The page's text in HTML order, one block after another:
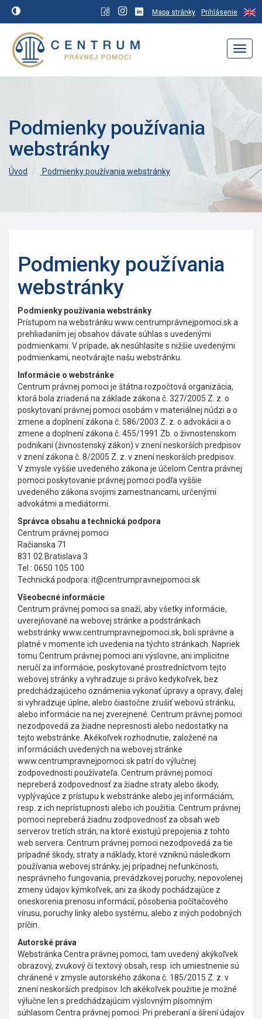
Mapa stránky Prihlásenie
Podmienky používania
webstránky
Úvod Podmienky používania webstránky
Podmienky používania
webstránky
Podmienky používania webstránky
Prístupom na webstránku www.centrumprávnejpomoci.sk a
prehliadaním jej obsahov dávate súhlas s uvedenými
podmienkami. V prípade, ak nesúhlasíte s nižšie uvedenými
podmienkami, neotvárajte našu webstránku.
Informácie o webstránke
Centrum právnej pomoci je štátna rozpočtová organizácia,
ktorá bola zriadená na základe zákona č. 327/2005 Z. z. o
poskytovaní právnej pomoci osobám v materiálnej núdzi a o
zmene a doplnení zákona č. 586/2003 Z. z. o advokácii a o
zmene a doplnení zákona č. 455/1991 Zb. o živnostenskom
podnikaní (živnostenský zákon) v znení neskorších predpisov
v znení zákona č. 8/2005 Z. z. v znení neskorších predpisov.
V zmysle vyššie uvedeného zákona je účelom Centra právnej
pomoci poskytovanie právnej pomoci podľa vyššie
uvedeného zákona svojimi zamestnancami, určenými
advokátmi a mediátormi.
Správca obsahu a technická podpora
Centrum právnej pomoci
Račianska 71
831 02 Bratislava 3
Tel.: 0650 105 100
Technická podpora: it@centrumpravnejpomoci.sk
Všeobecné informácie
Centrum právnej pomoci sa snaží, aby všetky informácie,
uverejňované na webovej stránke a podstránkach
webstránky www.centrumpravnejpomoci.sk, boli správne a
platné v momente ich uvedenia na týchto stránkach. Napriek
tomu Centrum právnej pomoci ani výslovne, ani implicitne
neručí za informácie, poskytované prostredníctvom tejto
webovej stránky a vyhradzuje si právo kedykoľvek, bez
predchádzajúceho oznámenia vykonať úpravy a opravy, ďalej
si vyhradzuje úplne, alebo čiastočne zrušiť webovú stránku,
alebo informácie na nej zverejnené. Centrum právnej pomoci
nezodpovedá za žiadne nepresnosti alebo nedostatky na
tejto webstránke. Akékoľvek rozhodnutie, založené na
informáciách uvedených na webovej stránke
www.centrumpravnejpomoci.sk patrí do výlučnej
zodpovednosti používateľa. Centrum právnej pomoci
nepreberá zodpovednosť za žiadne straty alebo škody,
vyplývajúce z prístupu k webstránke alebo jej informáciám,
resp. z ich neprístupnosti alebo ich použitia. Centrum právnej
pomoci nepreberá žiadnu zodpovednosť za obsah web
serverov tretích strán, na ktoré existujú prepojenia z tohto
web servera. Centrum právnej pomoci nezodpovedá za tie
prípadné škody, straty a náklady, ktoré vzniknú následkom
používania webovej stránky, jej prípadnej nefunkčnosti,
nesprávneho fungovania, prevádzkovej poruchy, nepovolenej
zmeny údajov kýmkoľvek, ani za škody pochádzajúce z
oneskorenia prenosu informácií, pôsobenia počítačového
vírusu, poruchy linky alebo systému, alebo z iných podobných
príčin.
Autorské práva
Webstránka Centra právnej pomoci, tam uvedený akýkoľvek
obrazový, zvukový či textový obsah, resp. ich umiestnenie sú
chránené v zmysle autorského zákona č. 185/2015 Z. z. v
znení neskorších predpisov. Ich akékoľvek použitie je možné
výlučne len s predchádzajúcim výslovným písomným
súhlasom Centra právnej pomoci. Pri preberaní a šírení údajov